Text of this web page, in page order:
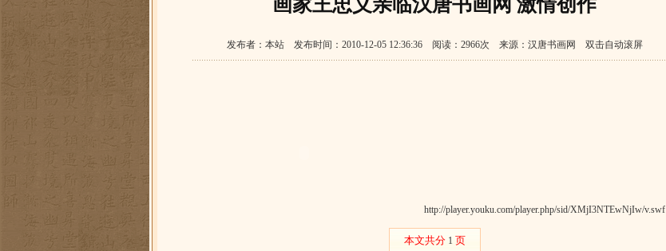
画家王忠义亲临汉唐书画网 激情创作
发布者：本站 发布时间：2010-12-05 12:36:36 阅读：2966次 来源：汉唐书画网 双击自动滚屏
http://player.youku.com/player.php/sid/XMjI3NTEwNjIw/v.swf
本文共分 1 页